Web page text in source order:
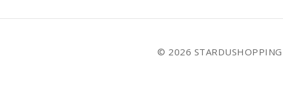
© 2026 STARDUSHOPPING